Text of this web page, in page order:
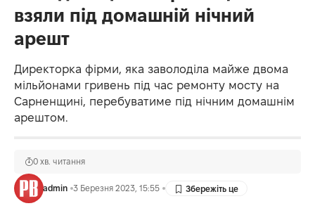
взяли під домашній нічний
арешт
Директорка фірми, яка заволоділа майже двома
мільйонами гривень під час ремонту мосту на
Сарненщині, перебуватиме під нічним домашнім
арештом.
admin 3 Березня 2023, 15:55
0 хв. читання